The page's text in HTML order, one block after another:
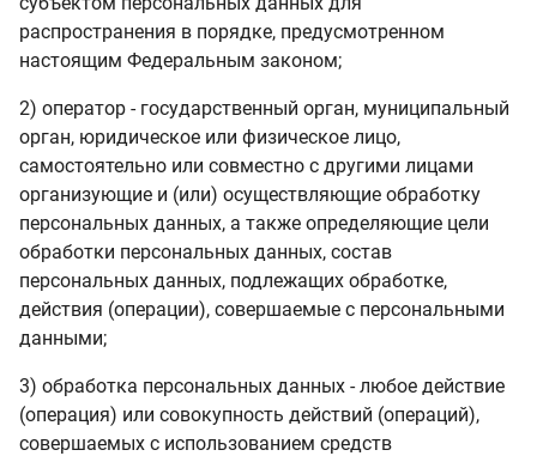
распространения в порядке, предусмотренном
настоящим Федеральным законом;
2) оператор - государственный орган, муниципальный
орган, юридическое или физическое лицо,
самостоятельно или совместно с другими лицами
организующие и (или) осуществляющие обработку
персональных данных, а также определяющие цели
обработки персональных данных, состав
персональных данных, подлежащих обработке,
действия (операции), совершаемые с персональными
данными;
3) обработка персональных данных - любое действие
(операция) или совокупность действий (операций),
совершаемых с использованием средств